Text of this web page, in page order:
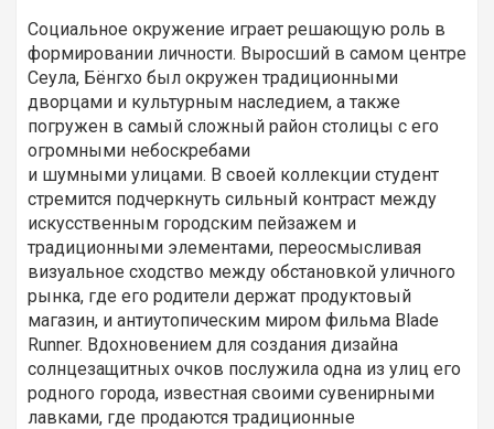
Социальное окружение играет решающую роль в
формировании личности. Выросший в самом центре
Сеула, Бёнгхо был окружен традиционными
дворцами и культурным наследием, а также
погружен в самый сложный район столицы с его
огромными небоскребами
и шумными улицами. В своей коллекции студент
стремится подчеркнуть сильный контраст между
искусственным городским пейзажем и
традиционными элементами, переосмысливая
визуальное сходство между обстановкой уличного
рынка, где его родители держат продуктовый
магазин, и антиутопическим миром фильма Blade
Runner. Вдохновением для создания дизайна
солнцезащитных очков послужила одна из улиц его
родного города, известная своими сувенирными
лавками, где продаются традиционные